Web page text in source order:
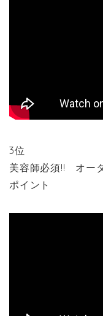
3位
美容師必須!! オー
ポイント